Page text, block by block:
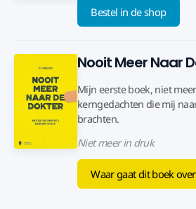
Bestel in de shop
Nooit Meer Naar
Mijn eerste boek, niet
kerngedachten die mij
brachten.
Niet meer in druk
Waar gaat dit boek over